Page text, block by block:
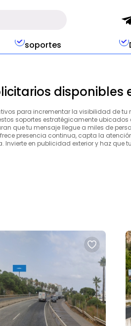
soportes
disponibles
para incrementar la visibilidad de
soportes estratégicamente
que tu mensaje llegue a miles de
presencia continua, capta la
en publicidad exterior y haz que